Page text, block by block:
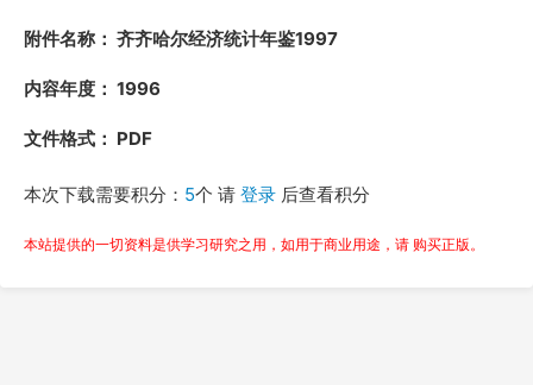
附件名称： 齐齐哈尔经济统计年鉴1997
内容年度： 1996
文件格式： PDF
本次下载需要积分： 5个 请 登录 后查看积分
本站提供的一切资料是供学习研究之用，如用于商业用途，请 购买正版。